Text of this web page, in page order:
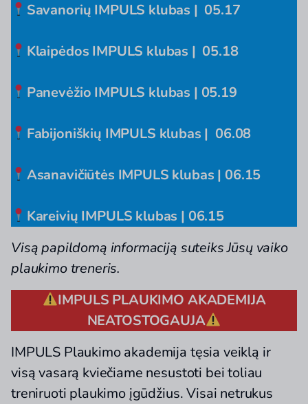
Savanorių IMPULS klubas | 05.17
Klaipėdos IMPULS klubas | 05.18
Panevėžio IMPULS klubas | 05.19
Fabijoniškių IMPULS klubas | 06.08
Asanavičiūtės IMPULS klubas | 06.15
Kareivių IMPULS klubas | 06.15
Visą papildomą informaciją suteiks Jūsų vaiko
plaukimo treneris.
IMPULS PLAUKIMO AKADEMIJA
NEATOSTOGAUJA
IMPULS Plaukimo akademija tęsia veiklą ir
visą vasarą kviečiame nesustoti bei toliau
treniruoti plaukimo įgūdžius. Visai netrukus